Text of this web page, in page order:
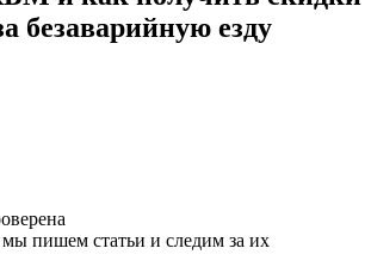
безаварийную езду
пишем статьи и следим за их